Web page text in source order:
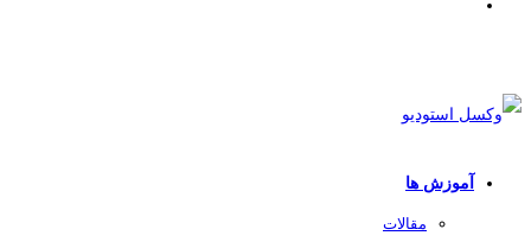
آموزش ها
مقالات